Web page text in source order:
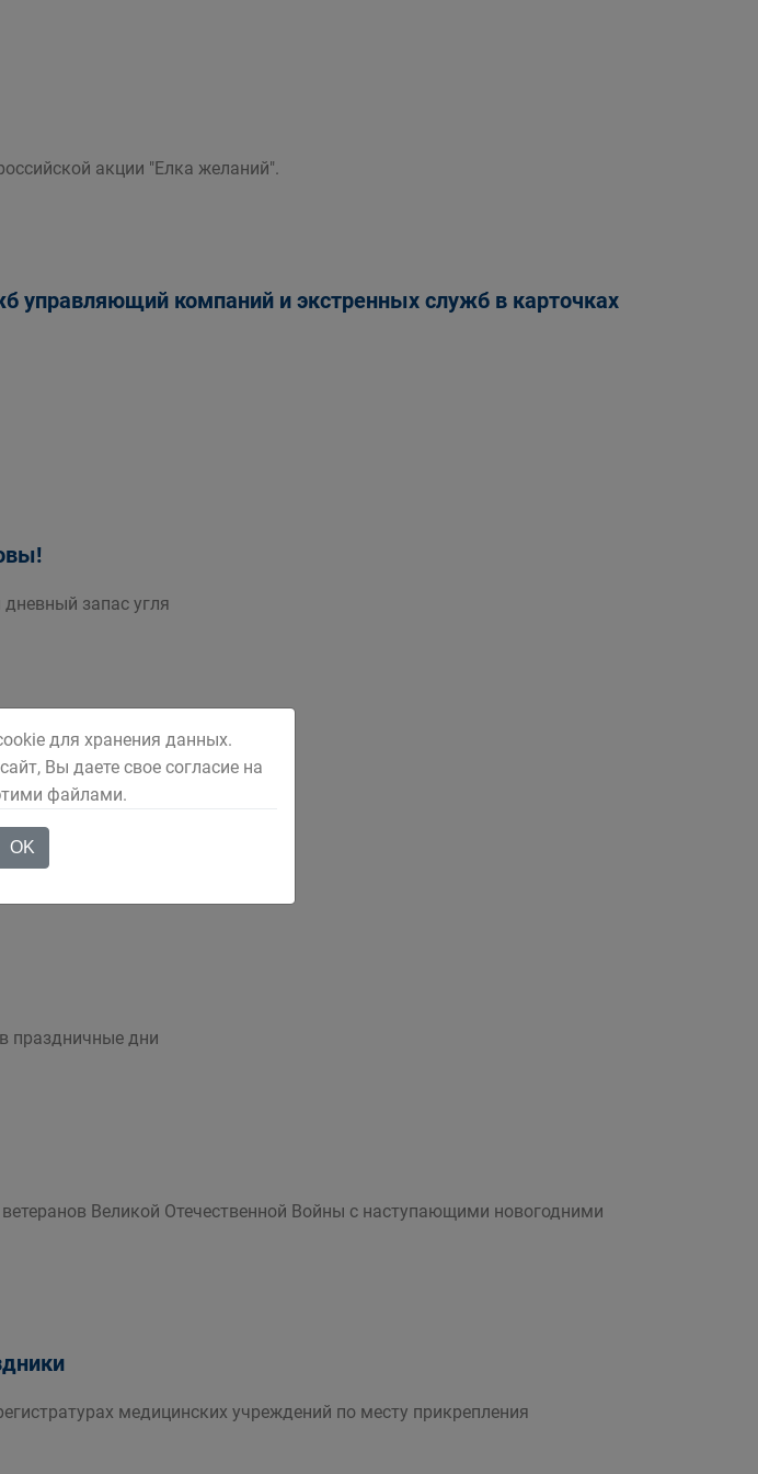
акции "Елка желаний".
управляющий компаний и экстренных служб в карточках
запас угля
праздничные дни
Великой Отечественной Войны с наступающими новогодними
медицинских учреждений по месту прикрепления
для хранения данных.
Вы даете свое согласие на
файлами.
OK